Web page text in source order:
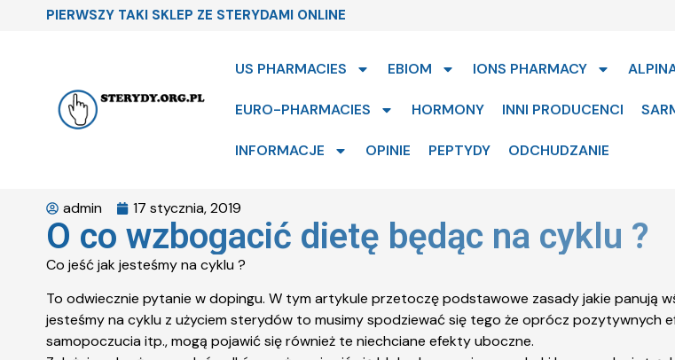
PIERWSZY TAKI SKLEP ZE STERYDAMI ONLINE
US PHARMACIES EBIOM IONS PHARMACY
EURO-PHARMACIES HORMONY INNI PRODUCENCI
INFORMACJE OPINIE PEPTYDY ODCHUDZANIE
admin 17 stycznia, 2019
O co wzbogacić dietę będąc na cyklu ?
Co jeść jak jesteśmy na cyklu ?
To odwiecznie pytanie w dopingu. W tym artykule przetoczę podstawowe zasady jakie panują
jesteśmy na cyklu z użyciem sterydów to musimy spodziewać się tego że oprócz pozytywnych
samopoczucia itp., mogą pojawić się również te niechciane efekty uboczne.